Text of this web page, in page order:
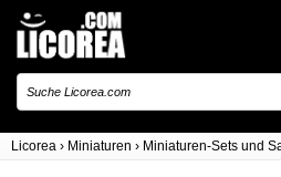
Licorea › Miniaturen › Miniaturen-Sets und